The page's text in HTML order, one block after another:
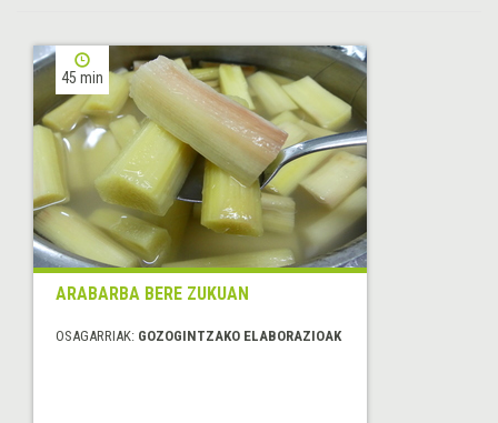
45 min
ARABARBA BERE ZUKUAN
OSAGARRIAK: GOZOGINTZAKO ELABORAZIOAK